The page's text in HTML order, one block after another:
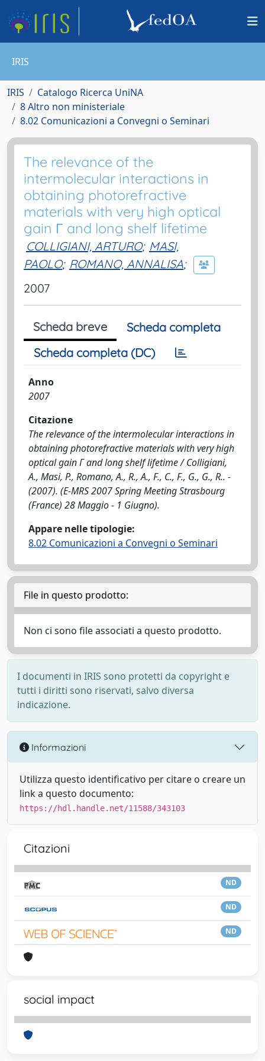
IRIS
IRIS
Catalogo Ricerca UniNA
8 Altro non ministeriale
8.02 Comunicazioni a Convegni o Seminari
The relevance of the
intermolecular interactions in
obtaining photorefractive
materials with very high optical
gain Γ and long shelf lifetime
COLLIGIANI, ARTURO; MASI,
PAOLO; ROMANO, ANNALISA;
2007
Scheda breve
Scheda completa
Scheda completa (DC)
Anno
2007
Citazione
The relevance of the intermolecular interactions in
obtaining photorefractive materials with very high
optical gain Γ and long shelf lifetime / Colligiani,
A., Masi, P., Romano, A., R., A., F., C., F., G., G., R.. -
(2007). (E-MRS 2007 Spring Meeting Strasbourg
(France) 28 Maggio - 1 Giugno).
Appare nelle tipologie:
8.02 Comunicazioni a Convegni o Seminari
File in questo prodotto:
Non ci sono file associati a questo prodotto.
I documenti in IRIS sono protetti da copyright e
tutti i diritti sono riservati, salvo diversa
indicazione.
Informazioni
Utilizza questo identificativo per citare o creare un
link a questo documento:
https://hdl.handle.net/11588/343103
Citazioni
ND
ND
ND
social impact